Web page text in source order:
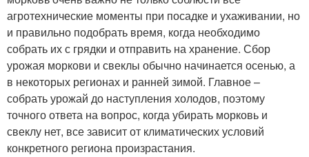
агротехнические моменты при посадке и ухаживании, но
и правильно подобрать время, когда необходимо
собрать их с грядки и отправить на хранение. Сбор
урожая моркови и свеклы обычно начинается осенью, а
в некоторых регионах и ранней зимой. Главное –
собрать урожай до наступления холодов, поэтому
точного ответа на вопрос, когда убирать морковь и
свеклу нет, все зависит от климатических условий
конкретного региона произрастания.